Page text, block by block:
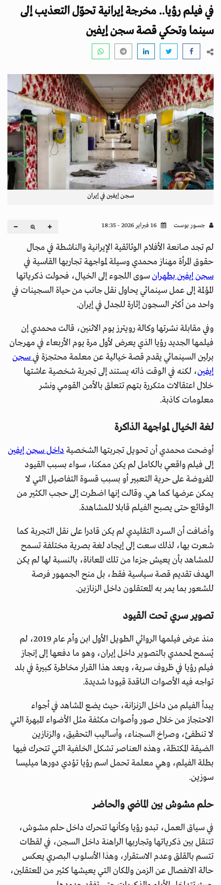
i
g
a
t
n
في فيلم رؤيا.. مخرجة إيرانية تحوّل التعذيب إلى
سينما وتحكي قصة سجن إيفين
سجن إيفين في إيران
جسور بوست
لم تجد صانعة الأفلام الوثائقية الإيرانية والناشطة في مجال
حقوق المرأة مهناز محمدي وسيلة لمواجهة تجاربها القاسية في
سجن إيفين بطهرانسوى اللجوء إلى الخيال، فحولت ذكرياتها
المؤلمة إلى عمل سينمائي يحاول نقل جانب من حياة السجينات في
واحد من أكثر السجون إثارة للجدل في إيران.
وفي مقابلة نشرتها وكالة رويترز يوم الاثنين، قالت محمدي إن
فيلمها الجديد رؤيا الذي يعرض لأول مرة يوم الأربعاء في مهرجان
برلين السينمائي يقدم قصة خيالية عن معلمة محتجزة فيسجن
إيفين، لكنه في الوقت ذاته يستند إلى تجربة شخصية عاشتها
خلال اعتقالات متكررة بتهم تتعلق بالأمن القومي ونشر
معلومات كاذبة.
لغة الخيال لمواجهة الذاكرة
أوضحت محمدي أن تحويل تجربتها الشخصيةداخل سجن إيفين
إلى فيلم واقعي بالكامل لم يكن ممكنا، سواء بسبب القيود
المفروضة على حرية التعبير أو بسبب قسوة التفاصيل التي لا
يمكن عرضها كما هي. وقالت إنها اضطرت إلى حجب الكثير من
الوقائع حتى يصبح الفيلم قابلا للمشاهدة.
وأضافت أن السرد التقليدي لم يكن قادرا على نقل التجربة كما
شعرت بها، لذلك سعت إلى إيجاد لغة بصرية مختلفة تسمح
للمشاهد بأن يعيش جزءا من تلك المعاناة، بالنسبة لها لم يكن
الهدف تقديم قصة سياسية فقط، بل منح الجمهور فرصة
للشعور بما يمر به المعتقلون داخل الزنازين.
تصوير سري تحت القيود
منذ عرض فيلمها الروائي الطويل الأول ابن وأم عام 2019، لم
يُسمح لمحمدي بالتصوير داخل إيران، وهو ما دفعها إلى إنجاز
فيلم رؤيا في ظروف سرية، ويعد هذا القرار مخاطرة كبيرة في بلد
تواجه فيه الأصوات الناقدة قيودا شديدة.
يبدأ الفيلم من داخل الزنزانة، حيث يضع المشاهد في أجواء
الاحتجاز من خلال صور وأصوات مكثفة مثل الأضواء المبهرة التي
لا تنطفئ، وصراخ السجناء، وأساليب التحقيق، والزنازين
الضيقة المكتظة، وهذه العناصر تشكل الخلفية التي تتحرك فيها
بطلة الفيلم، وهي معلمة تحمل اسم رؤيا تؤدي دورها ميليسا
سوزين.
حلم مشوش بين الماضي والحاضر
في سياق العمل، تبدو رؤيا وكأنها تتحرك داخل حلم مشوش،
تتنقل بين ذكرياتها وتجاربها الراهنة داخل السجن، في لقطات
تتسم بالقلق وعدم الاستقرار، وهذا الأسلوب البصري يعكس
حالة الانفصال عن الزمن والمكان التي يعيشها كثير من المعتقلين،